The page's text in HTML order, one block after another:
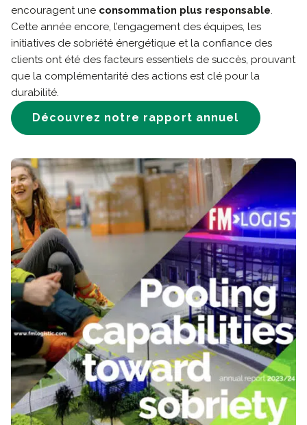
encouragent une consommation plus responsable.
Cette année encore, l’engagement des équipes, les
initiatives de sobriété énergétique et la confiance des
clients ont été des facteurs essentiels de succès, prouvant
que la complémentarité des actions est clé pour la
durabilité.
Découvrez notre rapport annuel